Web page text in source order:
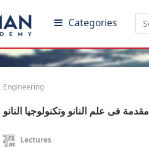
Categories
Engineering
مقدمة فى علم النانو وتكنولوجيا النانو
Lectures